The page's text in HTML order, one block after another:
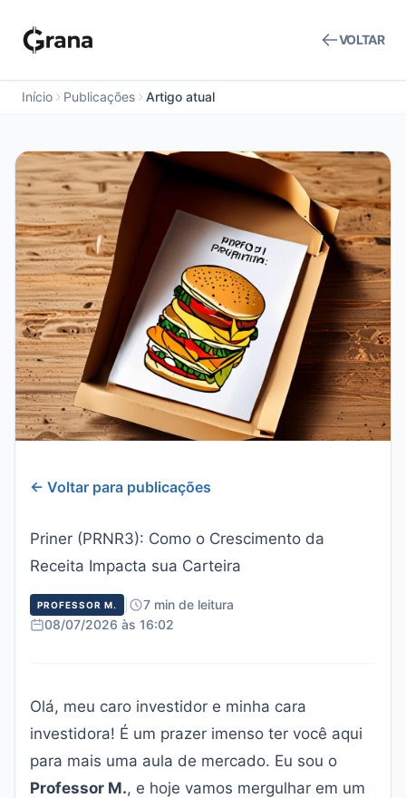
VOLTAR
Início Publicações Artigo atual
← Voltar para publicações
Priner (PRNR3): Como o Crescimento da
Receita Impacta sua Carteira
PROFESSOR M.
7 min de leitura
08/07/2026 às 16:02
Olá, meu caro investidor e minha cara
investidora! É um prazer imenso ter você aqui
para mais uma aula de mercado. Eu sou o
Professor M., e hoje vamos mergulhar em um